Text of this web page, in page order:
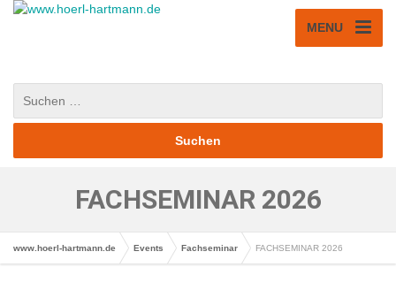
MENU
FACHSEMINAR 2026
www.hoerl-hartmann.de Events Fachseminar FACHSEMINAR 2026